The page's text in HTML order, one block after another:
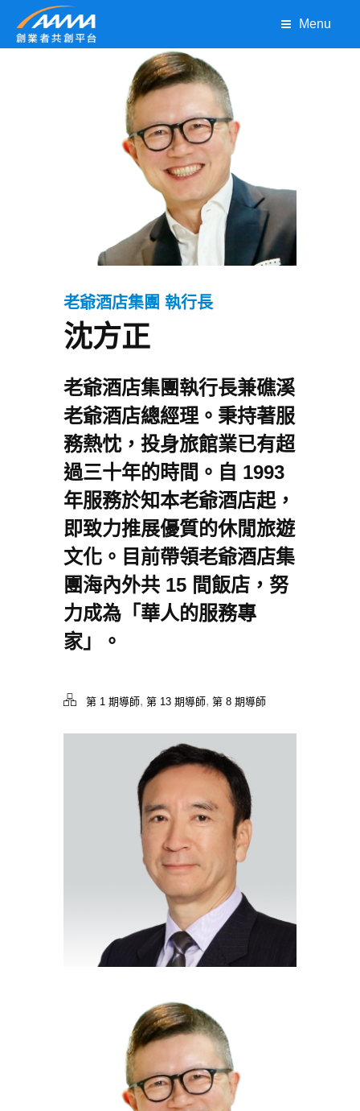
Menu
老爺酒店集團 執行長
沈方正
老爺酒店集團執行長兼礁溪
老爺酒店總經理。秉持著服
務熱忱，投身旅館業已有超
過三十年的時間。自 1993
年服務於知本老爺酒店起，
即致力推展優質的休閒旅遊
文化。目前帶領老爺酒店集
團海內外共 15 間飯店，努
力成為「華人的服務專
家」。
第 1 期導師, 第 13 期導師, 第 8 期導師